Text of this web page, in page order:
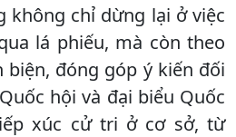
không chỉ dừng lại ở việc
lá phiếu, mà còn theo
biện, đóng góp ý kiến đối
hội và đại biểu Quốc
xúc cử tri ở cơ sở, từ